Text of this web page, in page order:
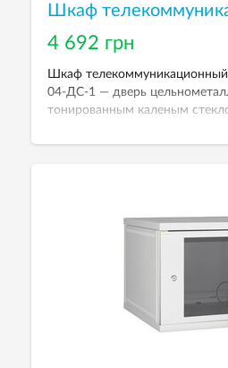
Шкаф
4 692 грн
Шкаф
04-ДС-1 — дверь
тонированным каленым